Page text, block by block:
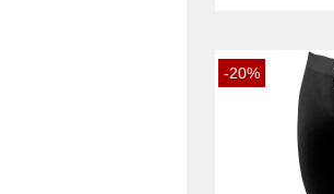
-20%